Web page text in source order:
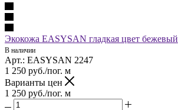
Экокожа EASYSAN гладкая цвет бежевый
В наличии
Арт.: EASYSAN 2247
1 250 руб./пог. м
Варианты цен
1 250 руб./пог. м